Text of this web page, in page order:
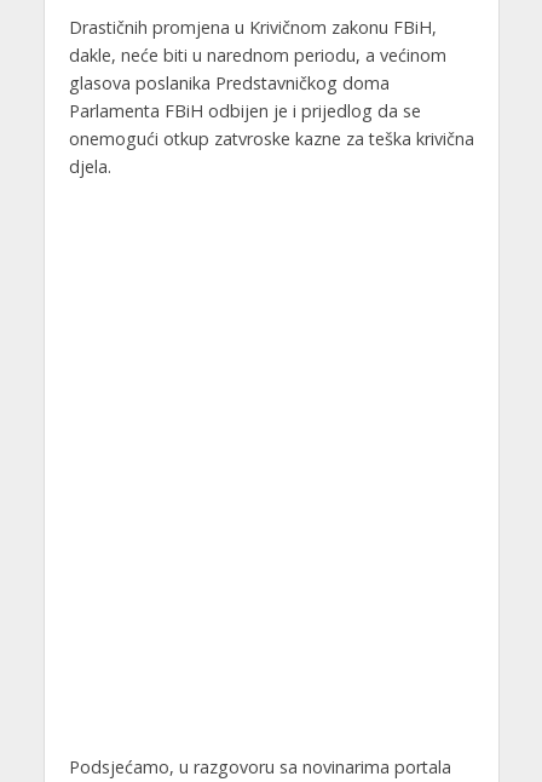
Drastičnih promjena u Krivičnom zakonu FBiH,
dakle, neće biti u narednom periodu, a većinom
glasova poslanika Predstavničkog doma
Parlamenta FBiH odbijen je i prijedlog da se
onemogući otkup zatvroske kazne za teška krivična
djela.
Podsjećamo, u razgovoru sa novinarima portala